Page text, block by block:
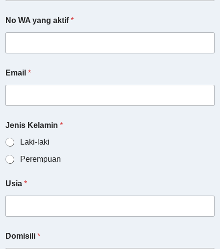
No WA yang aktif*
Email *
Jenis Kelamin *
Laki-laki
Perempuan
Usia *
Domisili *